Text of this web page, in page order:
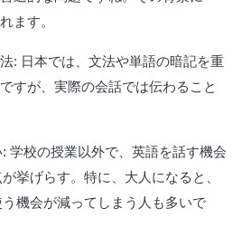
ます。
本では、文法や単語の暗記を重
すが、実際の会話では伝わること
学校の授業以外で、英語を話す機会
挙げらす。特に、大人になると、
機会が減ってしまう人も多いで